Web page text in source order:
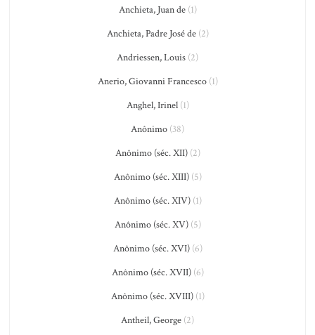
Anchieta, Juan de(1)
Anchieta, Padre José de(2)
Andriessen, Louis (2)
Anerio, Giovanni Francesco(1)
Anghel, Irinel(1)
Anônimo (38)
Anônimo (séc. XII)(2)
Anônimo (séc. XIII)(5)
Anônimo (séc. XIV)(1)
Anônimo (séc. XV)(5)
Anônimo (séc. XVI)(6)
Anônimo (séc. XVII)(6)
Anônimo (séc. XVIII)(1)
Antheil, George (2)